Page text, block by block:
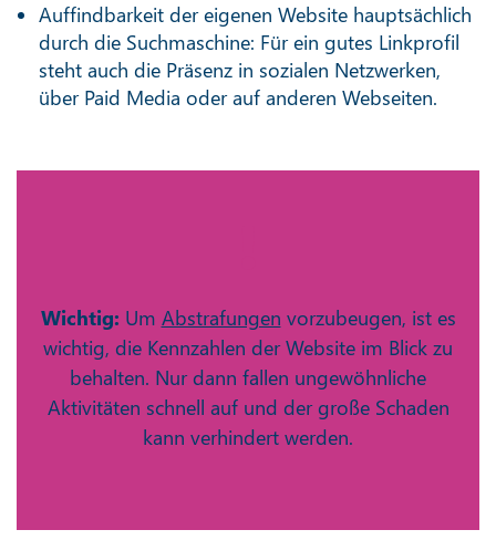
Auffindbarkeit der eigenen Website hauptsächlich
durch die Suchmaschine: Für ein gutes Linkprofil
steht auch die Präsenz in sozialen Netzwerken,
über Paid Media oder auf anderen Webseiten.
Wichtig: Um Abstrafungen vorzubeugen, ist es
wichtig, die Kennzahlen der Website im Blick zu
behalten. Nur dann fallen ungewöhnliche
Aktivitäten schnell auf und der große Schaden
kann verhindert werden.